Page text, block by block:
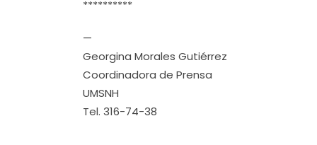
**********
—
Georgina Morales Gutiérrez
Coordinadora de Prensa
UMSNH
Tel. 316-74-38